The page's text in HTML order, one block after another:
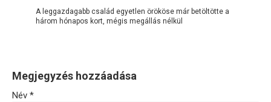
A leggazdagabb család egyetlen örököse már betöltötte a
három hónapos kort, mégis megállás nélkül
Megjegyzés hozzáadása
Név *